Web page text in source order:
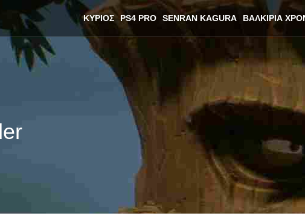
ΚΎΡΙΟΣ PS4 PRO SENRAN KAGURA ΒΑΛΚΊΡΙΑ